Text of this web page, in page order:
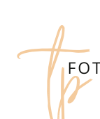
content